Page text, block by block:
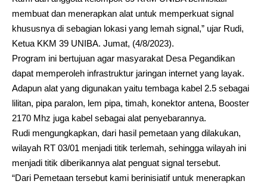
membuat dan menerapkan alat untuk memperkuat signal
khususnya di sebagian lokasi yang lemah signal,” ujar Rudi,
Ketua KKM 39 UNIBA. Jumat, (4/8/2023).
Program ini bertujuan agar masyarakat Desa Pegandikan
dapat memperoleh infrastruktur jaringan internet yang layak.
Adapun alat yang digunakan yaitu tembaga kabel 2.5 sebagai
lilitan, pipa paralon, lem pipa, timah, konektor antena, Booster
2170 Mhz juga kabel sebagai alat penyebarannya.
Rudi mengungkapkan, dari hasil pemetaan yang dilakukan,
wilayah RT 03/01 menjadi titik terlemah, sehingga wilayah ini
menjadi titik diberikannya alat penguat signal tersebut.
“Dari Pemetaan tersebut kami berinisiatif untuk menerapkan